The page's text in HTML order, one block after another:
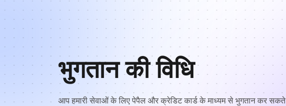
भुगतान की विधि
आप हमारी सेवाओं के लिए पेपैल और क्रेडिट कार्ड के माध्यम से भुगतान कर सकते